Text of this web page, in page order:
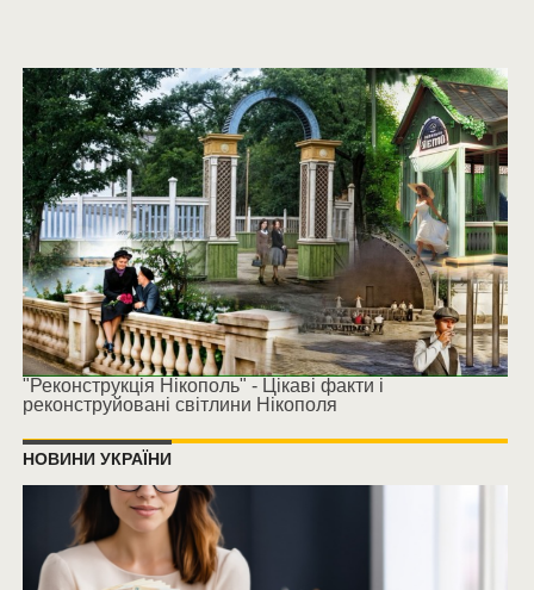
"Реконструкція Нікополь" - Цікаві факти і
реконструйовані світлини Нікополя
НОВИНИ УКРАЇНИ